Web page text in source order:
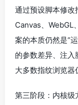
通过预设脚本修改
Canvas、
案的本质仍然是“
的参数差异、注
大多数指纹浏览器
第三阶段：内核